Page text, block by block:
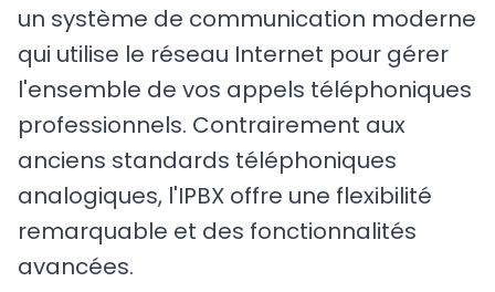
un système de communication moderne
qui utilise le réseau Internet pour gérer
l'ensemble de vos appels téléphoniques
professionnels. Contrairement aux
anciens standards téléphoniques
analogiques, l'IPBX offre une flexibilité
remarquable et des fonctionnalités
avancées.